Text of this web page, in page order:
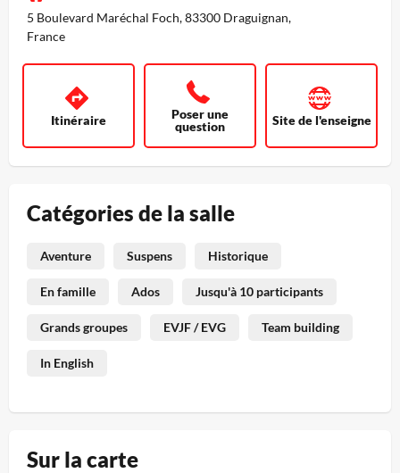
5 Boulevard Maréchal Foch, 83300 Draguignan,
France
Itinéraire
Poser une
question
Site de l'enseigne
Catégories de la salle
Aventure Suspens Historique
En famille Ados Jusqu'à 10 participants
Grands groupes EVJF / EVG Team building
In English
Sur la carte